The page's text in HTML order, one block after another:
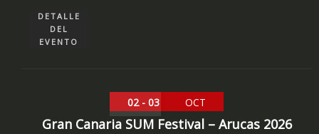
DETALLE
DEL
EVENTO
02 - 03 OCT
Gran Canaria SUM Festival – Arucas 2026